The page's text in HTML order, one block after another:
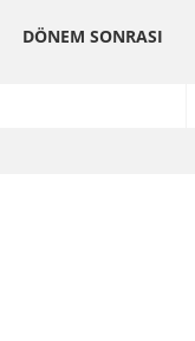
DÖNEM SONRASI